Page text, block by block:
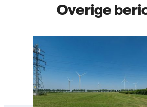
Overige